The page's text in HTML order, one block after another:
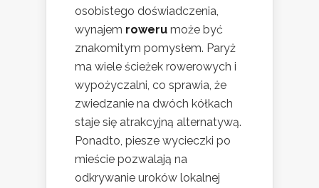
osobistego doświadczenia,
wynajem roweru może być
znakomitym pomysłem. Paryż
ma wiele ścieżek rowerowych i
wypożyczalni, co sprawia, że
zwiedzanie na dwóch kółkach
staje się atrakcyjną alternatywą.
Ponadto, piesze wycieczki po
mieście pozwalają na
odkrywanie uroków lokalnej